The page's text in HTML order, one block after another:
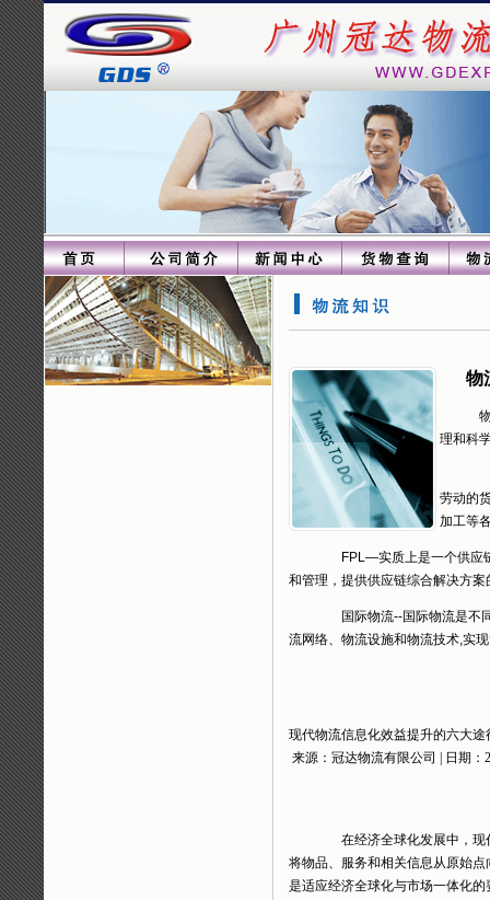
物
物
理和科
劳动的
加工等
FPL―实质上是一个供应链
和管理，提供供应链综合解决方案
国际物流--国际物流是不同
流网络、物流设施和物流技术,实
现代物流信息化效益提升的六大途
来源：冠达物流有限公司 | 日期：
在经济全球化发展中，现
将物品、服务和相关信息从原始
是适应经济全球化与市场一体化